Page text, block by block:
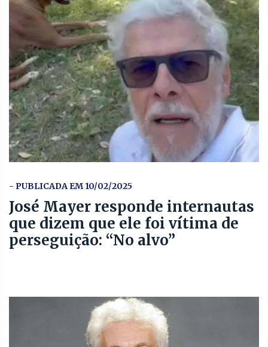
- PUBLICADA EM 10/02/2025
José Mayer responde internautas
que dizem que ele foi vítima de
perseguição: “No alvo”